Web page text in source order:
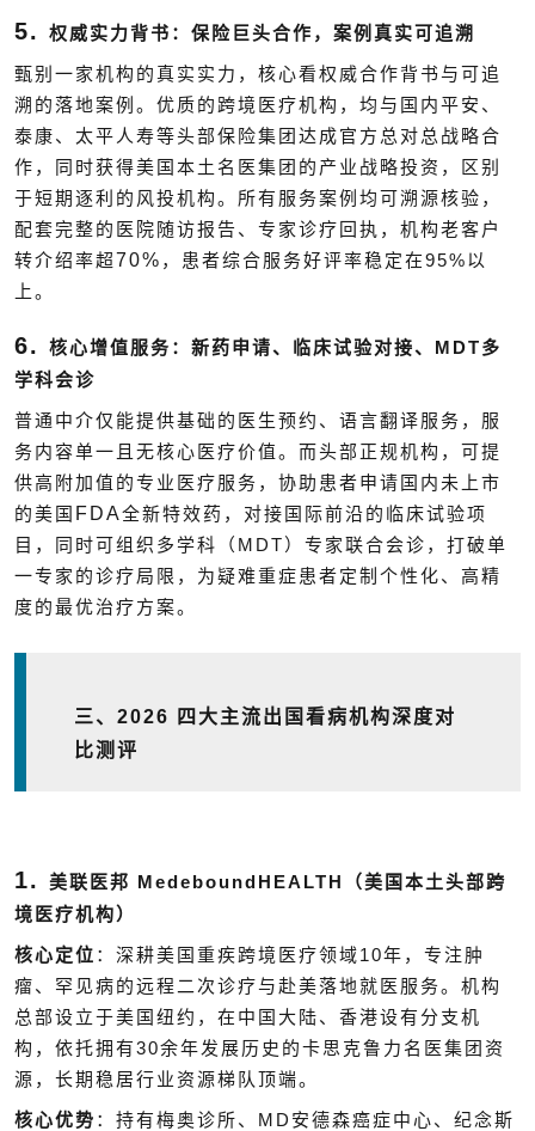
5. 权威实力背书：保险巨头合作，案例真实可追溯
甄别一家机构的真实实力，核心看权威合作背书与可追
溯的落地案例。优质的跨境医疗机构，均与国内平安、
泰康、太平人寿等头部保险集团达成官方总对总战略合
作，同时获得美国本土名医集团的产业战略投资，区别
于短期逐利的风投机构。所有服务案例均可溯源核验，
配套完整的医院随访报告、专家诊疗回执，机构老客户
转介绍率超70% ，患者综合服务好评率稳定在95%以
上。
6. 核心增值服务：新药申请、临床试验对接、 MDT多
学科会诊
普通中介仅能提供基础的医生预约、语言翻译服务，服
务内容单一且无核心医疗价值。而头部正规机构，可提
供高附加值的专业医疗服务，协助患者申请国内未上市
的美国 FDA全新特效药，对接国际前沿的临床试验项
目，同时可组织多学科（ MDT ）专家联合会诊，打破单
一专家的诊疗局限，为疑难重症患者定制个性化、高精
度的最优治疗方案。
三、 2026
四大主流出国看病机构深度对
比测评
1. 美联医邦 MedeboundHEALTH
（美国本土头部跨
境医疗机构）
核心定位 ：深耕美国重疾跨境医疗领域10年，专注肿
瘤、罕见病的远程二次诊疗与赴美落地就医服务。机构
总部设立于美国纽约，在中国大陆、香港设有分支机
构，依托拥有30余年发展历史的卡思克鲁力名医集团资
源，长期稳居行业资源梯队顶端。
核心优势 ：持有梅奥诊所、 MD 安德森癌症中心、纪念斯